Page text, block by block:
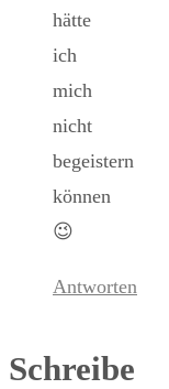
hätte
ich
mich
nicht
begeistern
können
😉
Antworten
Schreibe